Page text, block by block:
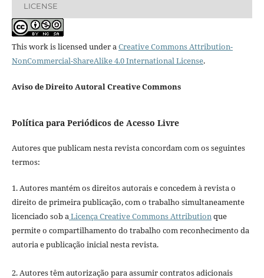
LICENSE
This work is licensed under aCreative Commons Attribution-
NonCommercial-ShareAlike 4.0 International License.
Aviso de Direito Autoral Creative Commons
Política para Periódicos de Acesso Livre
Autores que publicam nesta revista concordam com os seguintes
termos:
1. Autores mantém os direitos autorais e concedem à revista o
direito de primeira publicação, com o trabalho simultaneamente
licenciado sob aLicença Creative Commons Attributionque
permite o compartilhamento do trabalho com reconhecimento da
autoria e publicação inicial nesta revista.
2. Autores têm autorização para assumir contratos adicionais